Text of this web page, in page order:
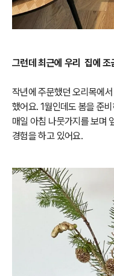
그런데 최근에 우리 집에 조
작년에 주문했던 오리목에
했어요. 1월인데도 봄을 준
매일 아침 나뭇가지를 보며
경험을 하고 있어요.